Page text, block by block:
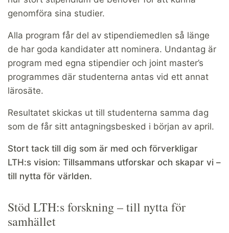
genomföra sina studier.
Alla program får del av stipendiemedlen så länge
de har goda kandidater att nominera. Undantag är
program med egna stipendier och joint master’s
programmes där studenterna antas vid ett annat
lärosäte.
Resultatet skickas ut till studenterna samma dag
som de får sitt antagningsbesked i början av april.
Stort tack till dig som är med och förverkligar
LTH:s vision: Tillsammans utforskar och skapar vi –
till nytta för världen.
Stöd LTH:s forskning – till nytta för
samhället